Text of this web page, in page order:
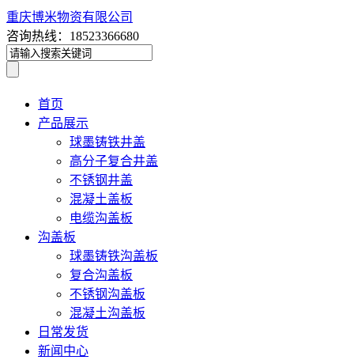
重庆博米物资有限公司
咨询热线：18523366680
首页
产品展示
球墨铸铁井盖
高分子复合井盖
不锈钢井盖
混凝土盖板
电缆沟盖板
沟盖板
球墨铸铁沟盖板
复合沟盖板
不锈钢沟盖板
混凝土沟盖板
日常发货
新闻中心